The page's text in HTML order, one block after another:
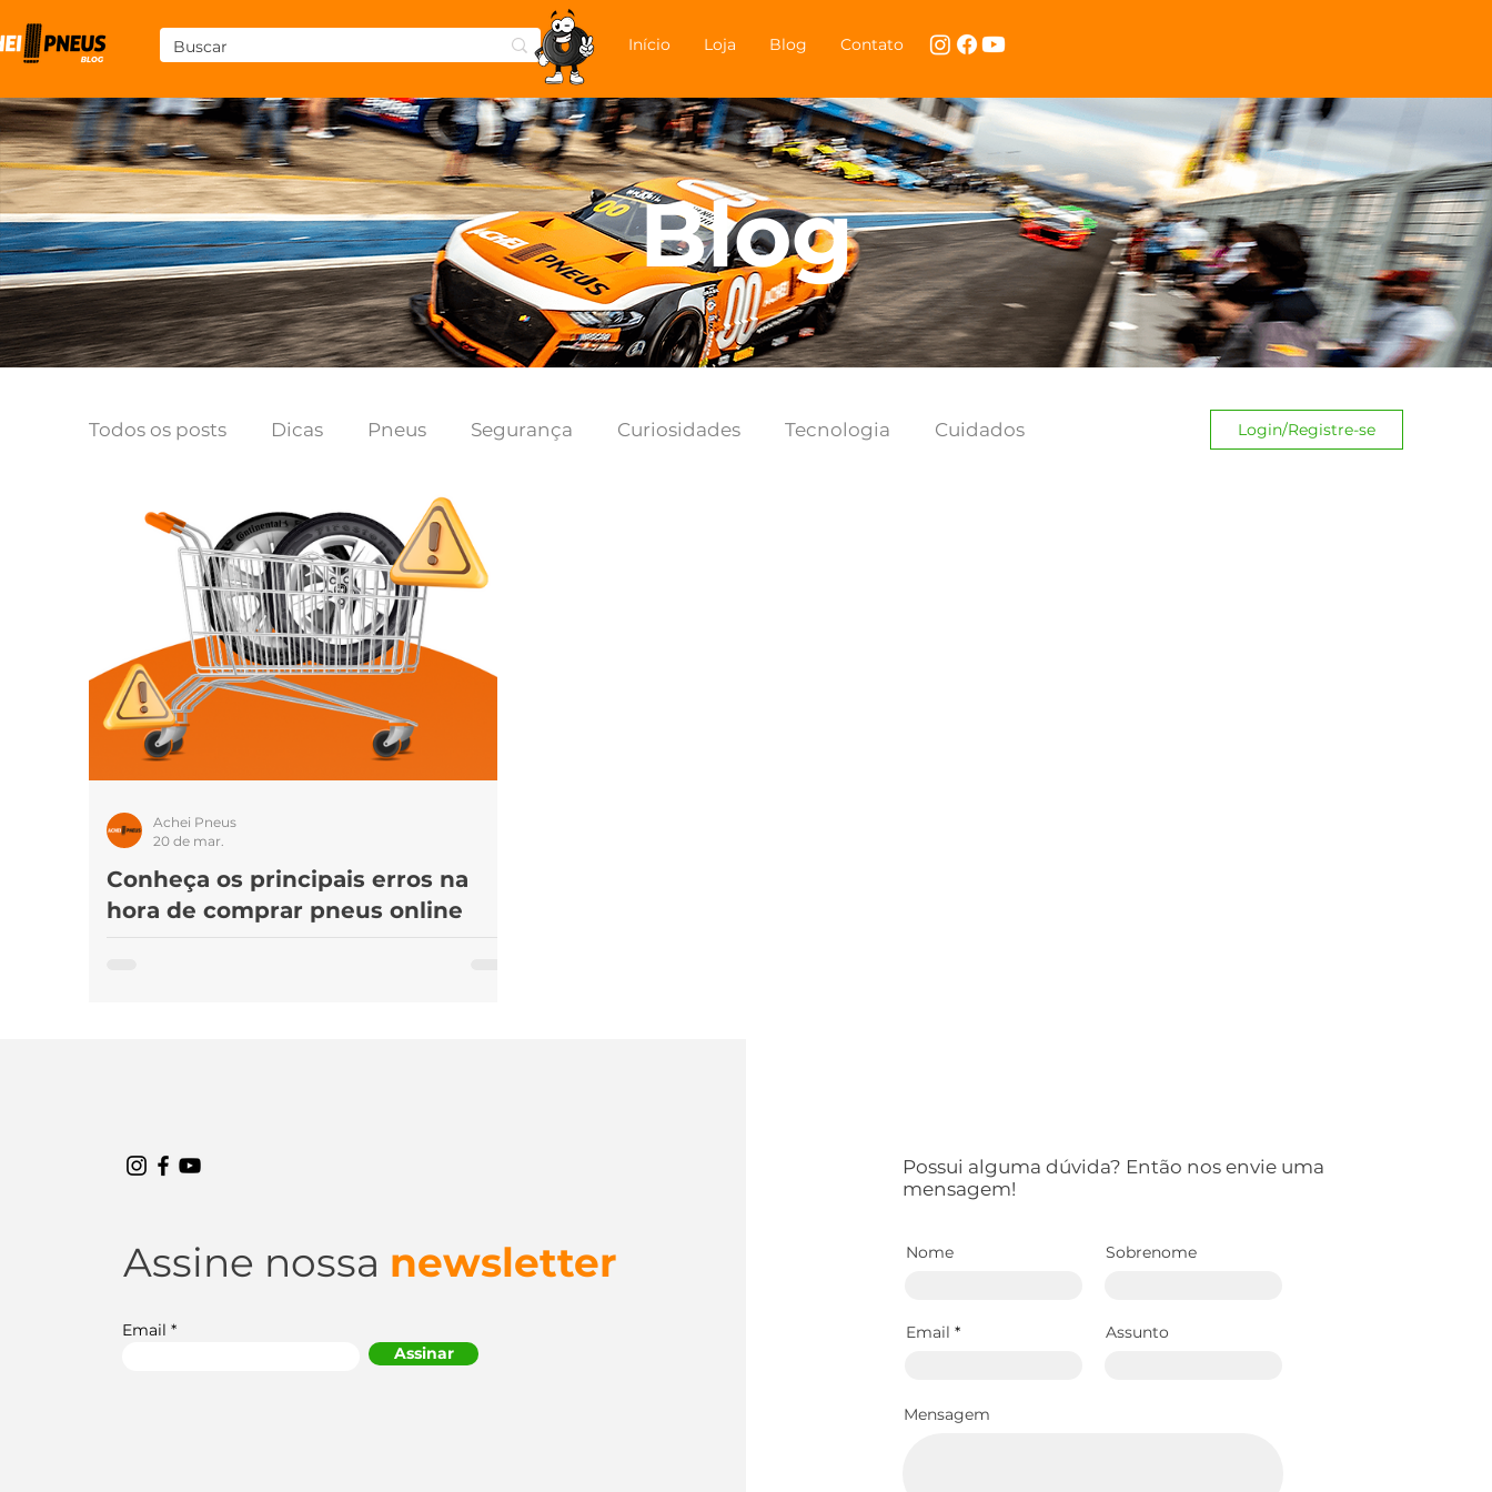
Início Loja Blog Contato
Blog
Todos os posts Dicas Pneus Segurança Curiosidades Tecnologia Cuidados
Marcas de pneus Som Pneus para moto
Login/Registre-se
Conheça os principais erros na
hora de comprar pneus online
complicações, reunimos os principais erros ao
compr
Achei Pneus
20 de mar.
Assine nossa newsletter
Email
Assinar
Possui alguma dúvida? Então nos envie uma
mensagem!
Nome Sobrenome
Email Assunto
Mensagem